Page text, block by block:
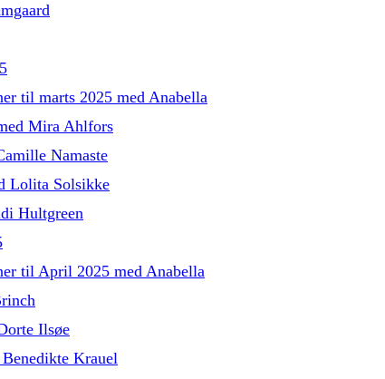
til marts 2025 med Anabella
Mira Ahlfors
Namaste
Lolita Solsikke
Hultgreen
til April 2025 med Anabella
Ilsøe
Krauel